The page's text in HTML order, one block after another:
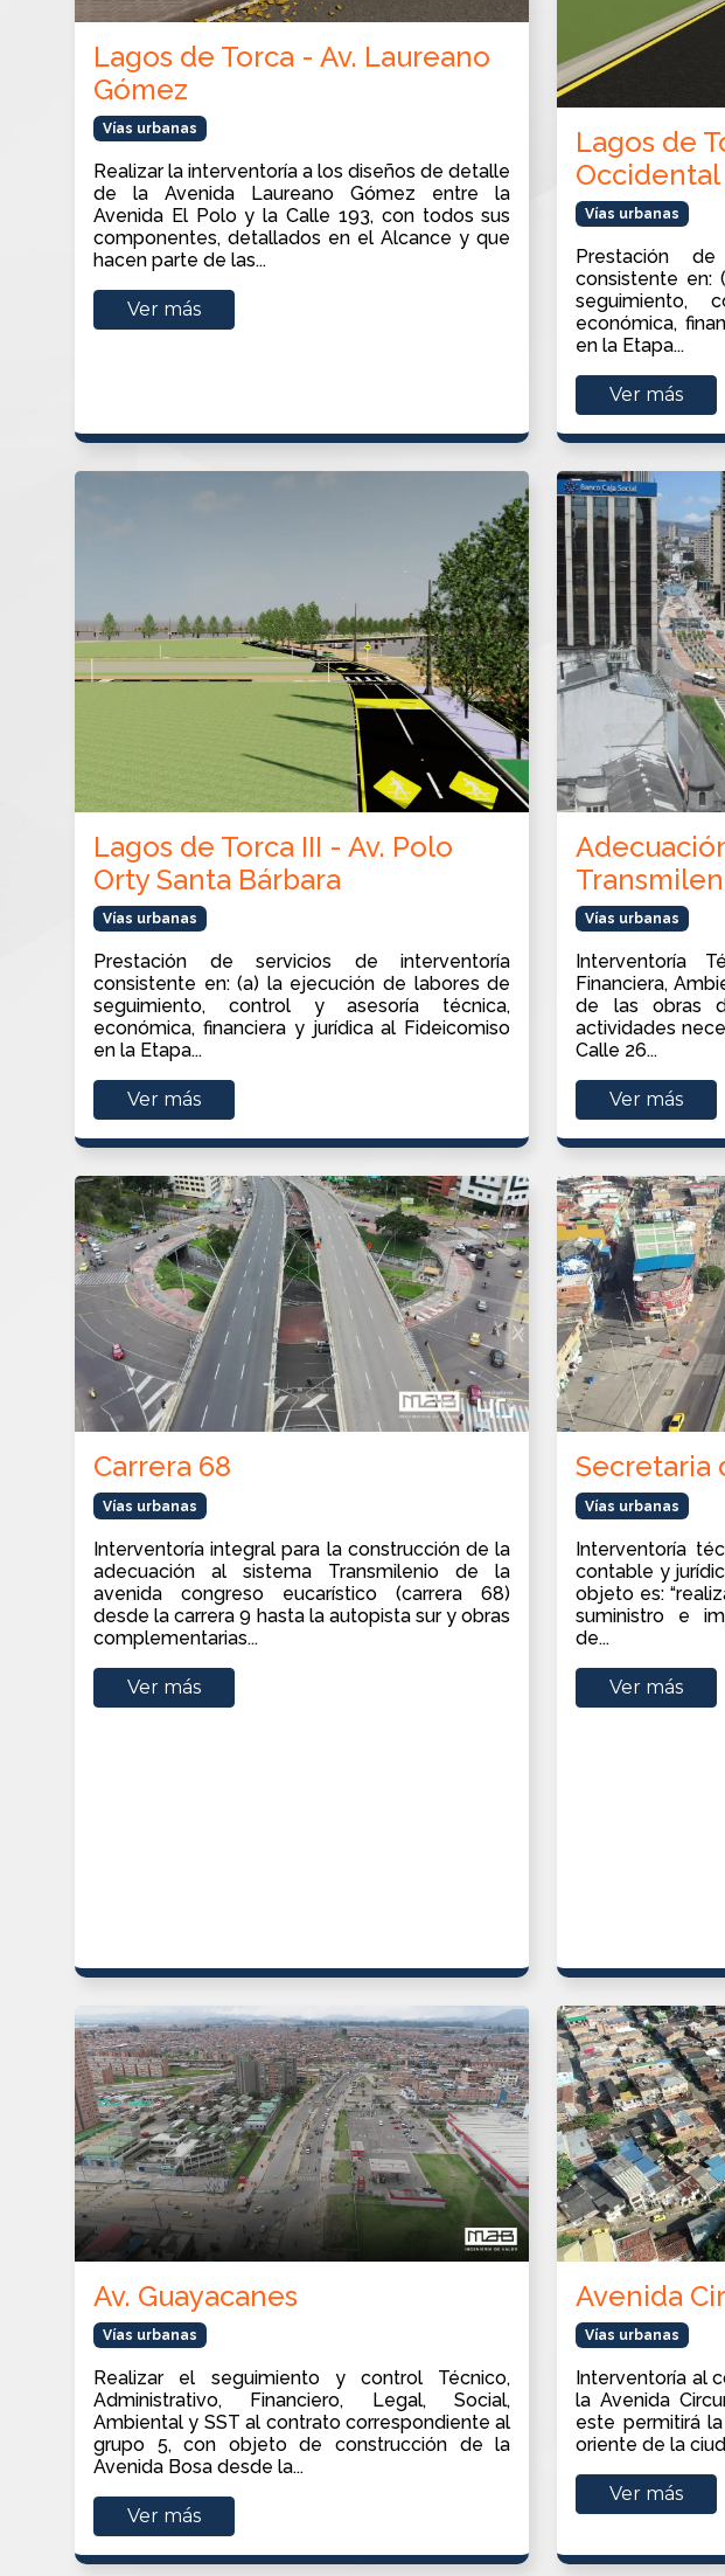
Lagos de Torca - Av. Laureano
Gómez
Vías urbanas
Realizar la interventoría a los diseños de detalle
de la Avenida Laureano Gómez entre la
Avenida El Polo y la Calle 193, con todos sus
componentes, detallados en el Alcance y que
hacen parte de las...
Ver más
Lagos de
Occidental
Vías urbanas
Prestación
consistente en:
seguimiento,
económica,
en la Etapa...
Ver más
Lagos de Torca III - Av. Polo
Orty Santa Bárbara
Vías urbanas
Prestación de servicios de interventoría
consistente en: (a) la ejecución de labores de
seguimiento, control y asesoría técnica,
económica, financiera y jurídica al Fideicomiso
en la Etapa...
Ver más
Vías urbanas
Interventoría
Financiera,
de las obras
actividades
Calle 26...
Ver más
Carrera 68
Vías urbanas
Interventoría integral para la construcción de la
adecuación al sistema Transmilenio de la
avenida congreso eucarístico (carrera 68)
desde la carrera 9 hasta la autopista sur y obras
complementarias...
Ver más
Secretaria
Vías urbanas
Interventoría
contable y
objeto es:
suministro e
de...
Ver más
Av. Guayacanes
Vías urbanas
Realizar el seguimiento y control Técnico,
Administrativo, Financiero, Legal, Social,
Ambiental y SST al contrato correspondiente al
grupo 5, con objeto de construcción de la
Avenida Bosa desde la...
Ver más
Avenida
Vías urbanas
Interventoría al
la Avenida
este permitirá
oriente de la
Ver más